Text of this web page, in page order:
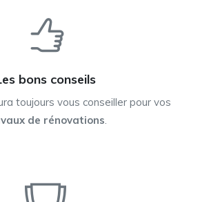
bons conseils
toujours vous conseiller pour vos
de rénovations